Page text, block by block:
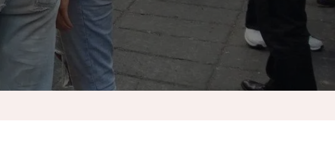
Violadora,
A
Licuadora!”: